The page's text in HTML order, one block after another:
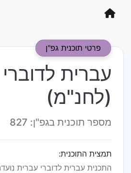
פרטי תוכנית גפ"ן
עברית
(לחנ"מ)
מספר תוכנית בגפ"ן: 827
תמצית התוכנית:
התכנית עברית לדוברי עברית